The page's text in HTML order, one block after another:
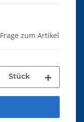
Frage zum Artikel
Stück